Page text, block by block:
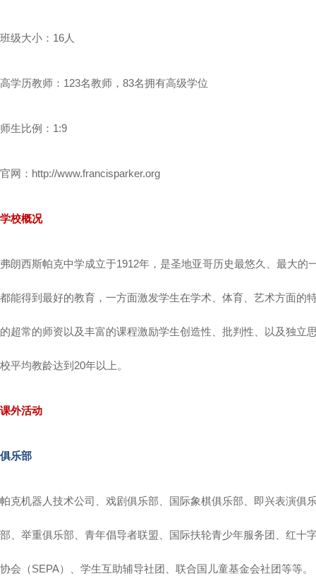
班级大小：16人
高学历教师：123名教师，83名拥有高级学位
师生比例：1:9
官网：http://www.francisparker.org
学校概况
弗朗西斯帕克中学成立于1912年，是圣地亚哥历史最悠久、最大
都能得到最好的教育，一方面激发学生在学术、体育、艺术方面的
的超常的师资以及丰富的课程激励学生创造性、批判性、以及独立
校平均教龄达到20年以上。
课外活动
俱乐部
帕克机器人技术公司、戏剧俱乐部、国际象棋俱乐部、即兴表演俱
部、举重俱乐部、青年倡导者联盟、国际扶轮青少年服务团、红十
协会（SEPA）、学生互助辅导社团、联合国儿童基金会社团等等。